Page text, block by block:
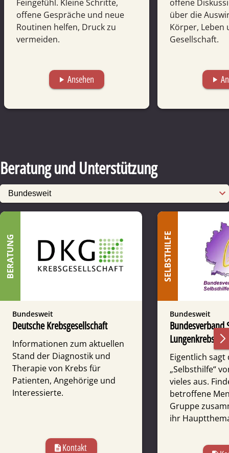
Feingefühl. Kleine Schritte,
offene Gespräche und neue
Routinen helfen, Druck zu
vermeiden.
play_arrow Ansehen
offene
über die
Körper, Leben
Gesellschaft.
play_arrow
Beratung und Unterstützung
BERATUNG
Bundesweit
Deutsche Krebsgesellschaft
Informationen zum aktuellen
Stand der Diagnostik und
Therapie von Krebs für
Patienten, Angehörige und
Interessierte.
description Kontakt
SELBSTHILFE
Bundesweit
Bundesverband
Lungenkrebs
Eigentlich sagt
„Selbsthilfe“
vieles aus.
betroffene
Gruppe
ihr